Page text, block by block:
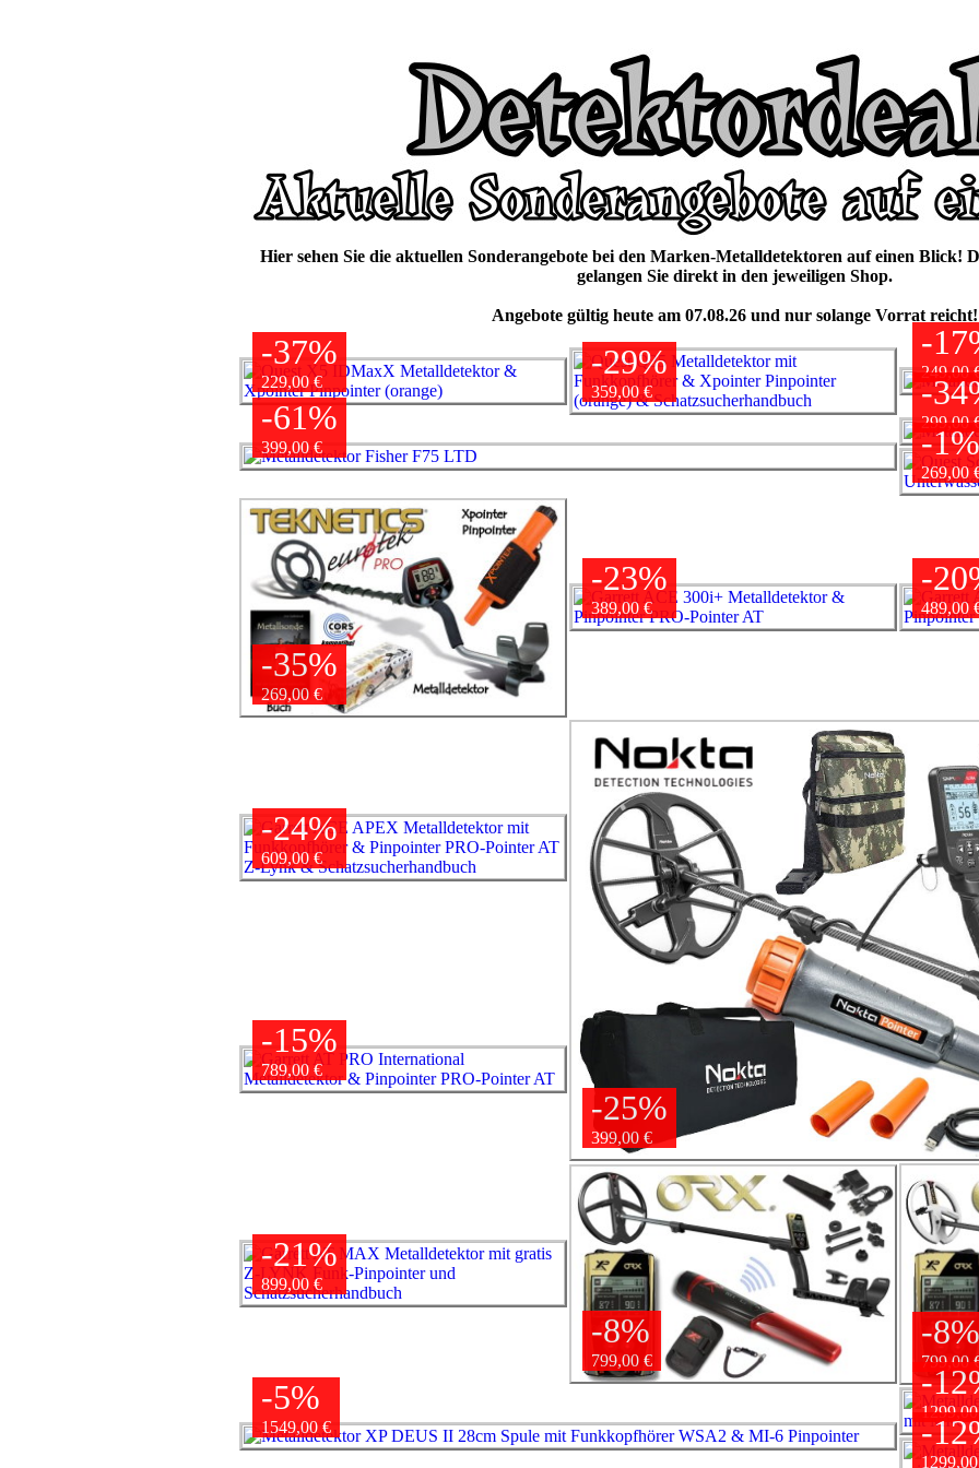
Hier sehen Sie die aktuellen Sonderangebote bei den Marken-Metalldetektoren auf einen
gelangen Sie direkt in den jeweiligen Shop.
Angebote gültig heute am 07.08.26 und nur solange Vorrat reicht!
-37%
229,00 €
-29%
359,00 €
-
249,00
-61%
399,00 €
-
299,00
-1%
269,00
-35%
269,00 €
-23%
389,00 €
-
489,00
-24%
609,00 €
-25%
399,00 €
-15%
789,00 €
-21%
899,00 €
-8%
799,00 €
-8%
799,00
-5%
1549,00 €
-
-